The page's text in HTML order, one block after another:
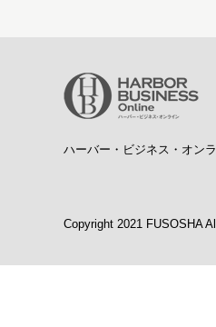
ハーバー・ビジネス・オン
Copyright 2021 FUSOSHA